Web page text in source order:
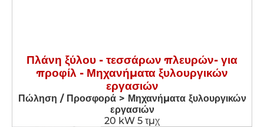
Πλάνη ξύλου - τεσσάρων πλευρών- για
προφίλ - Μηχανήματα ξυλουργικών
εργασιών
Πώληση / Προσφορά > Μηχανήματα ξυλουργικών
εργασιών
20 kW 5 τμχ